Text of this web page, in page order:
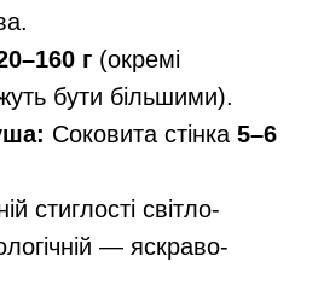
г (окремі
бути більшими).
Соковита стінка 5–6
стиглості світло-
— яскраво-